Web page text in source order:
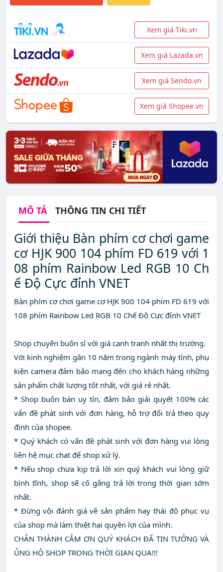
Xem giá Tiki.vn
Xem giá Lazada.vn
Xem giá Sendo.vn
Xem giá Shopee.vn
MÔ TẢ THÔNG TIN CHI TIẾT
Giới thiệu Bàn phím cơ chơi game
cơ HJK 900 104 phím FD 619 với 1
08 phím Rainbow Led RGB 10 Ch
ế Độ Cực đỉnh VNET
Bàn phím cơ chơi game cơ HJK 900 104 phím FD 619 với
108 phím Rainbow Led RGB 10 Chế Độ Cực đỉnh VNET
Shop chuyên buôn sỉ với giá cạnh tranh nhất thị trường.
Với kinh nghiệm gần 10 năm trong ngành máy tính, phụ
kiện camera đảm bảo mang đến cho khách hàng những
sản phẩm chất lượng tốt nhất, với giá rẻ nhất.
* Shop buôn bán uy tín, đảm bảo giải quyết 100% các
vấn đề phát sinh với đơn hàng, hỗ trợ đổi trả theo quy
định của shopee.
* Quý khách có vấn đề phát sinh với đơn hàng vui lòng
liên hệ mục chat để shop xử lý.
* Nếu shop chưa kịp trả lời xin quý khách vui lòng giữ
bình tĩnh, shop sẽ cố gắng trả lời trong thời gian sớm
nhất.
* Đừng vội đánh giá về sản phẩm hay thái độ phục vụ
của shop mà làm thiệt hại quyền lợi của mình.
CHÂN THÀNH CẢM ƠN QUÝ KHÁCH ĐÃ TIN TƯỞNG VÀ
ỦNG HỘ SHOP TRONG THỜI GIAN QUA!!!